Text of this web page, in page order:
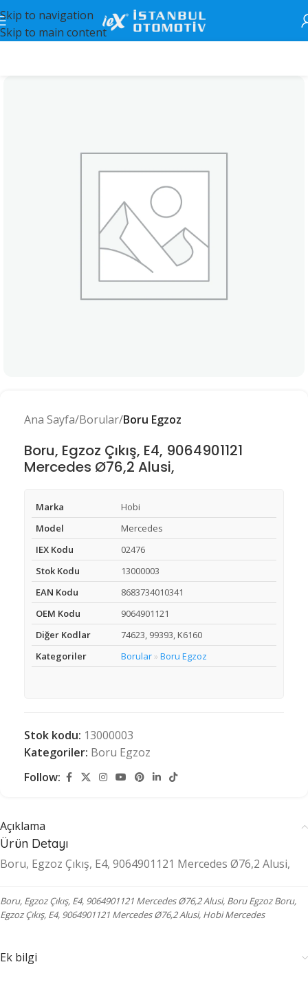
Skip to navigation
Skip to main content
Ana Sayfa Borular Boru Egzoz
Boru, Egzoz Çıkış, E4, 9064901121
Mercedes Ø76,2 Alusi,
Marka
Hobi
Model
Mercedes
IEX Kodu
02476
Stok Kodu
13000003
EAN Kodu
8683734010341
OEM Kodu
9064901121
Diğer Kodlar
74623, 99393, K6160
Kategoriler
Borular » Boru Egzoz
Stok kodu: 13000003
Kategoriler: Boru Egzoz
Follow:
Açıklama
Ürün Detayı
Boru, Egzoz Çıkış, E4, 9064901121 Mercedes Ø76,2 Alusi,
Boru, Egzoz Çıkış, E4, 9064901121 Mercedes Ø76,2 Alusi, Boru Egzoz Boru,
Egzoz Çıkış, E4, 9064901121 Mercedes Ø76,2 Alusi, Hobi Mercedes
Ek bilgi